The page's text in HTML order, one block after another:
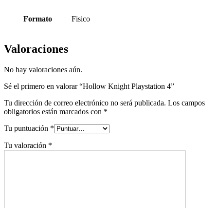
Formato Fisico
Valoraciones
No hay valoraciones aún.
Sé el primero en valorar “Hollow Knight Playstation 4”
Tu dirección de correo electrónico no será publicada. Los campos
obligatorios están marcados con *
Tu puntuación *
Tu valoración *